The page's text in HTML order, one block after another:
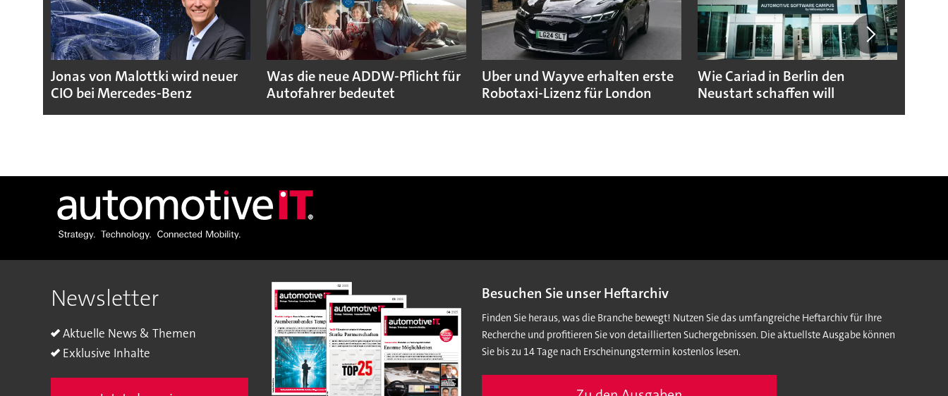
Jonas von Malottki wird neuer
CIO bei Mercedes-Benz
Was die neue ADDW-Pflicht für
Autofahrer bedeutet
Uber und Wayve erhalten erste
Robotaxi-Lizenz für London
Wie Cariad in Berlin den
Neustart schaffen will
Newsletter
Aktuelle News & Themen
Exklusive Inhalte
Besuchen Sie unser Heftarchiv
Finden Sie heraus, was die Branche bewegt! Nutzen Sie das umfangreiche Heftarchiv für Ihre
Recherche und profitieren Sie von detaillierten Suchergebnissen. Die aktuellste Ausgabe können
Sie bis zu 14 Tage nach Erscheinungstermin kostenlos lesen.